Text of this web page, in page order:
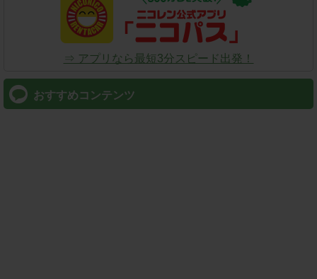
⇒ アプリなら最短3分スピード出発！
おすすめコンテンツ